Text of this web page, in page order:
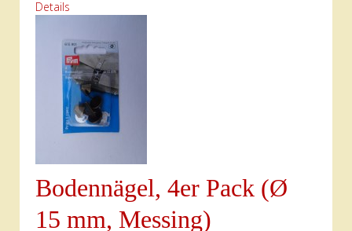
Details
Bodennägel, 4er Pack (Ø
15 mm, Messing)